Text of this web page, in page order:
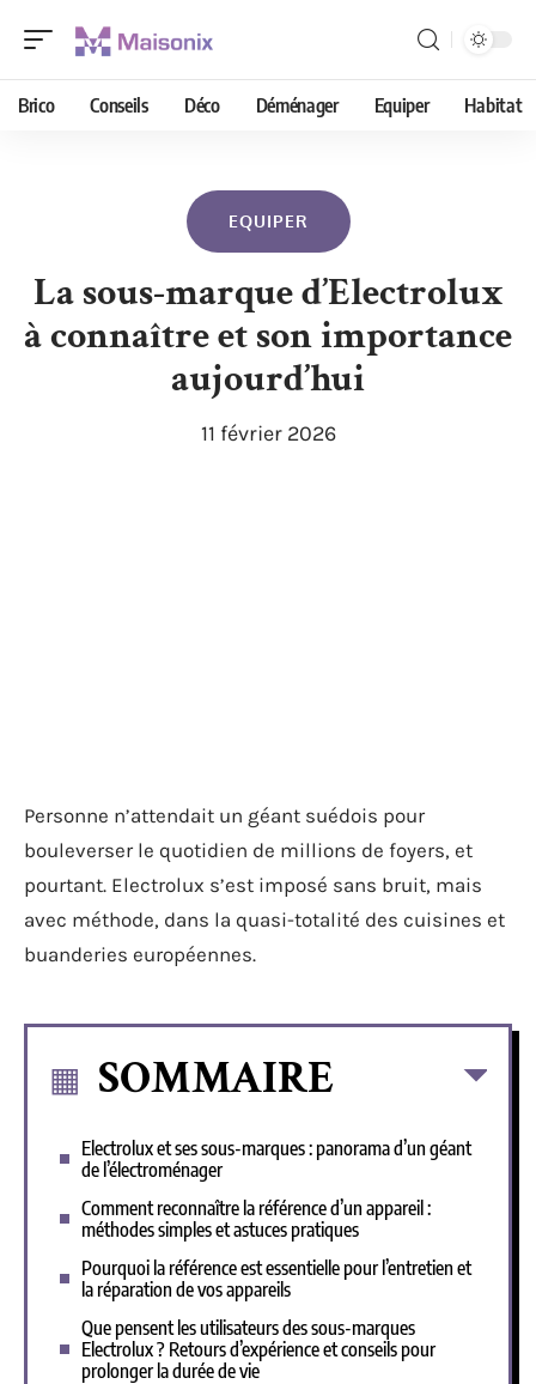
Brico Conseils Déco Déménager Equiper Habitat
EQUIPER
La sous-marque d’Electrolux
à connaître et son importance
aujourd’hui
11 février 2026
Personne n’attendait un géant suédois pour
bouleverser le quotidien de millions de foyers, et
pourtant. Electrolux s’est imposé sans bruit, mais
avec méthode, dans la quasi-totalité des cuisines et
buanderies européennes.
SOMMAIRE
Electrolux et ses sous-marques : panorama d’un géant
de l’électroménager
Comment reconnaître la référence d’un appareil :
méthodes simples et astuces pratiques
Pourquoi la référence est essentielle pour l’entretien et
la réparation de vos appareils
Que pensent les utilisateurs des sous-marques
Electrolux ? Retours d’expérience et conseils pour
prolonger la durée de vie